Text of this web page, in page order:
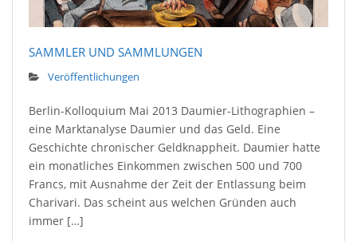
SAMMLER UND SAMMLUNGEN
Veröffentlichungen
Berlin-Kolloquium Mai 2013 Daumier-Lithographien –
eine Marktanalyse Daumier und das Geld. Eine
Geschichte chronischer Geldknappheit. Daumier hatte
ein monatliches Einkommen zwischen 500 und 700
Francs, mit Ausnahme der Zeit der Entlassung beim
Charivari. Das scheint aus welchen Gründen auch
immer […]